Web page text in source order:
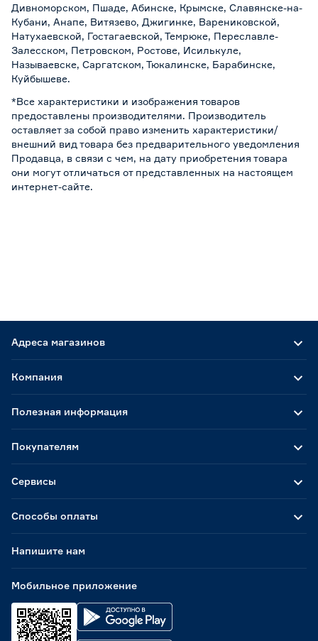
Дивноморском, Пшаде, Абинске, Крымске, Славянске-на-
Кубани, Анапе, Витязево, Джигинке, Варениковской,
Натухаевской, Гостагаевской, Темрюке, Переславле-
Залесском, Петровском, Ростове, Исилькуле,
Называевске, Саргатском, Тюкалинске, Барабинске,
Куйбышеве.
*Все характеристики и изображения товаров
предоставлены производителями. Производитель
оставляет за собой право изменить характеристики/
внешний вид товара без предварительного уведомления
Продавца, в связи с чем, на дату приобретения товара
они могут отличаться от представленных на настоящем
интернет-сайте.
Адреса магазинов
Способы оплаты
Мобильное приложение
Компания
Полезная информация
Покупателям
Сервисы
Напишите нам